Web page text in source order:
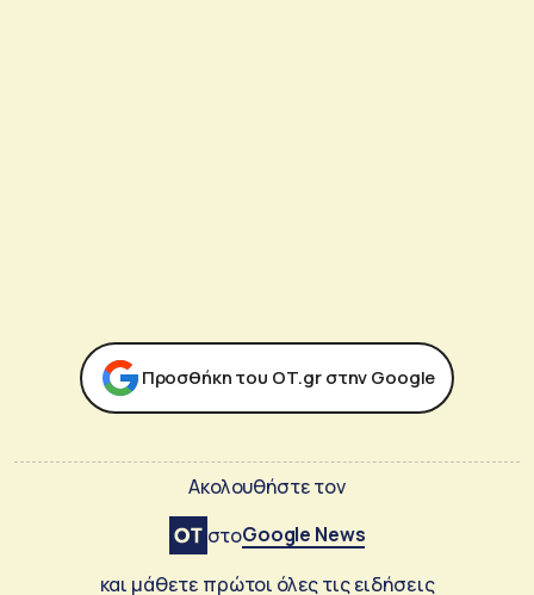
Προσθήκη του ΟΤ.gr στην Google
Ακολουθήστε τον
στοGoogle News
και μάθετε πρώτοι όλες τις ειδήσεις